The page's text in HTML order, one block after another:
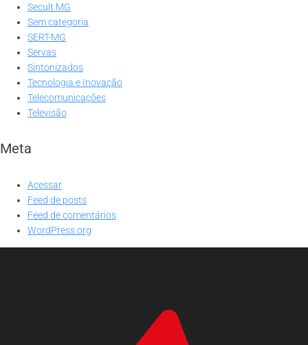
Secult MG
Sem categoria
SERT-MG
Servas
Sintonizados
Tecnologia e Inovação
Telecomunicações
Televisão
Meta
Acessar
Feed de posts
Feed de comentários
WordPress.org